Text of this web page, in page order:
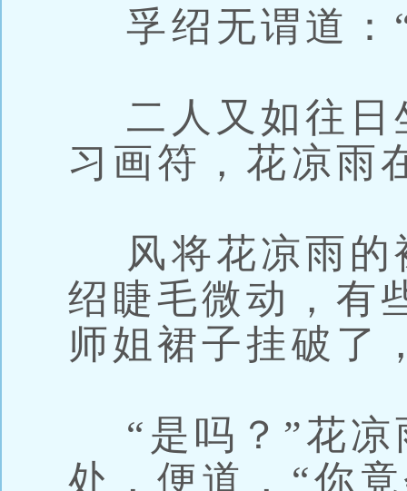
孚绍无谓道：
二人又如往日
习画符，花凉雨
风将花凉雨的
绍睫毛微动，有
师姐裙子挂破了
“是吗？”花凉
处，便道，“你